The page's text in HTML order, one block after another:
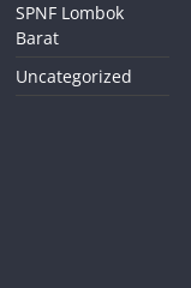
SPNF Lombok
Barat
Uncategorized